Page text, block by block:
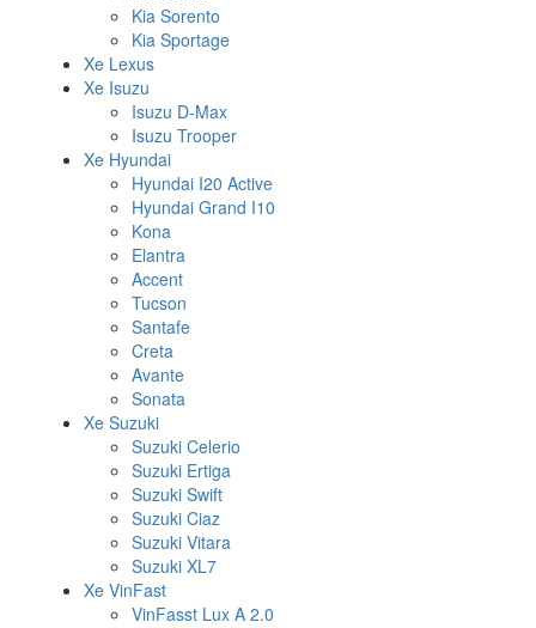
Kia Sorento
Kia Sportage
Xe Lexus
Xe Isuzu
Isuzu D-Max
Isuzu Trooper
Xe Hyundai
Hyundai I20 Active
Hyundai Grand I10
Kona
Elantra
Accent
Tucson
Santafe
Creta
Avante
Sonata
Xe Suzuki
Suzuki Celerio
Suzuki Ertiga
Suzuki Swift
Suzuki Ciaz
Suzuki Vitara
Suzuki XL7
Xe VinFast
VinFasst Lux A 2.0